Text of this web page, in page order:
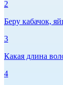
2
Беру кабачок,
3
Какая длина
4